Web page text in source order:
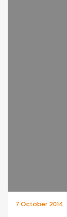
7 October 2014